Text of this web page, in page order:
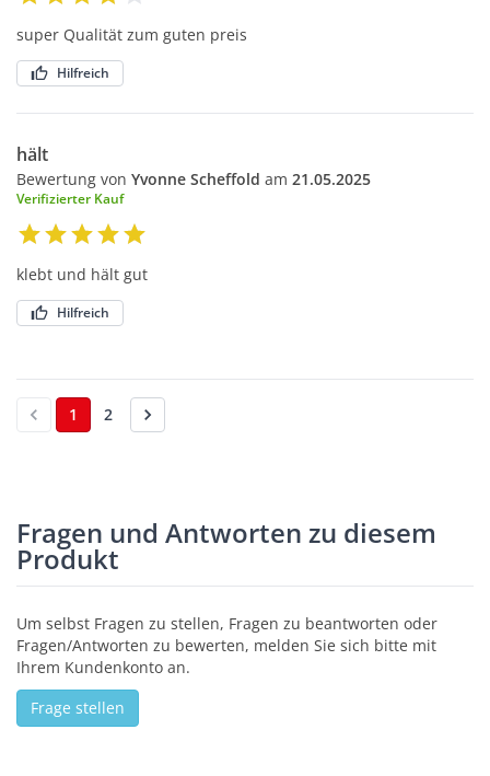
super Qualität zum guten preis
Hilfreich
hält
Bewertung von Yvonne Scheffold am 21.05.2025
Verifizierter Kauf
klebt und hält gut
Hilfreich
1 2
Fragen und Antworten zu diesem
Produkt
Um selbst Fragen zu stellen, Fragen zu beantworten oder
Fragen/Antworten zu bewerten, melden Sie sich bitte mit
Ihrem Kundenkonto an.
Frage stellen